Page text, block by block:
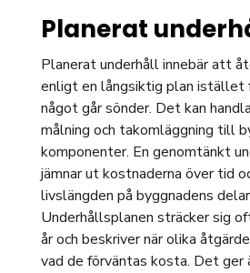
Planerat
Planerat underhåll innebär att
enligt en långsiktig plan
något går sönder. Det kan
målning och takomläggning till
komponenter. En genomtänkt
jämnar ut kostnaderna över tid
livslängden på byggnadens
Underhållsplanen sträcker sig
år och beskriver när olika
vad de förväntas kosta. Det ger